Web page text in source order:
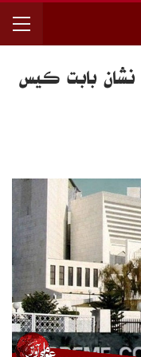
نشان بابت ڪيس